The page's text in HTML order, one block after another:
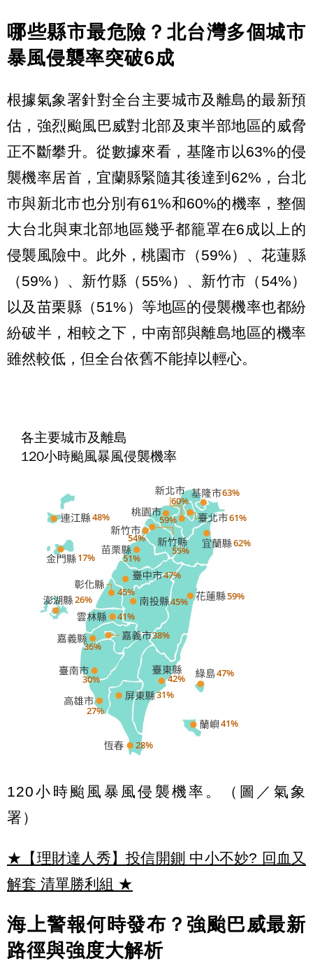
哪些縣市最危險？北台灣多個城市
暴風侵襲率突破6成
根據氣象署針對全台主要城市及離島的最新預
估，強烈颱風巴威對北部及東半部地區的威脅
正不斷攀升。從數據來看，基隆市以63%的侵
襲機率居首，宜蘭縣緊隨其後達到62%，台北
市與新北市也分別有61%和60%的機率，整個
大台北與東北部地區幾乎都籠罩在6成以上的
侵襲風險中。此外，桃園市（59%）、花蓮縣
（59%）、新竹縣（55%）、新竹市（54%）
以及苗栗縣（51%）等地區的侵襲機率也都紛
紛破半，相較之下，中南部與離島地區的機率
雖然較低，但全台依舊不能掉以輕心。
120小時颱風暴風侵襲機率。（圖／氣象
署）
★【理財達人秀】投信開鍘 中小不妙? 回血又
解套 清單勝利組 ★
海上警報何時發布？強颱巴威最新
路徑與強度大解析